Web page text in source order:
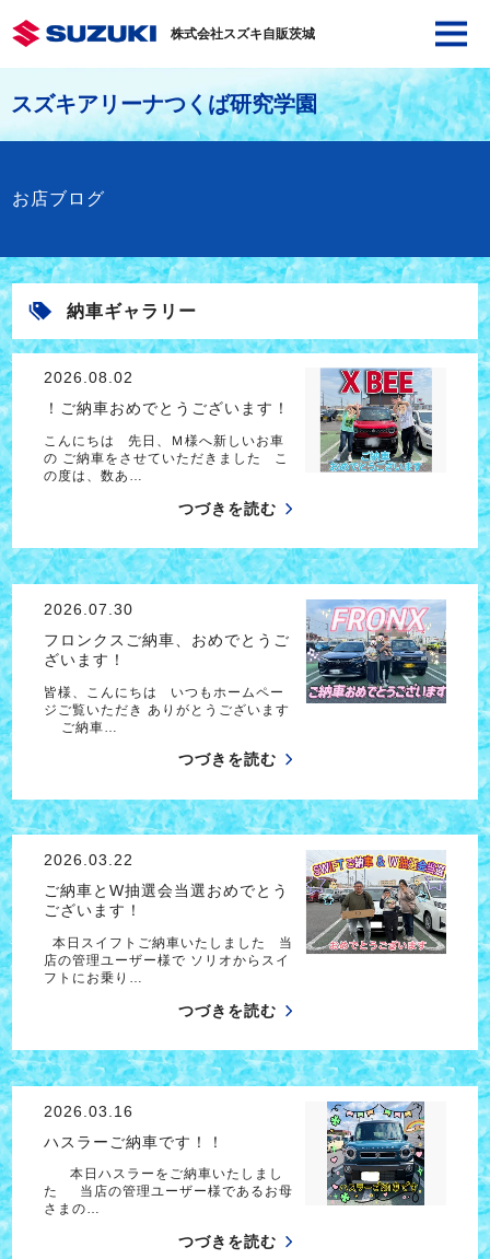
株式会社スズキ自販茨城
スズキアリーナつくば研究学園
お店ブログ
納車ギャラリー
2026.08.02
！ご納車おめでとうございます！
こんにちは 先日、Ｍ様へ新しいお車
の ご納車をさせていただきました こ
の度は、数あ…
つづきを読む
2026.07.30
フロンクスご納車、おめでとうご
ざいます！
皆様、こんにちは いつもホームペー
ジご覧いただき ありがとうございます
ご納車…
つづきを読む
2026.03.22
ご納車とW抽選会当選おめでとう
ございます！
本日スイフトご納車いたしました 当
店の管理ユーザー様で ソリオからスイ
フトにお乗り…
つづきを読む
2026.03.16
ハスラーご納車です！！
本日ハスラーをご納車いたしまし
た 当店の管理ユーザー様であるお母
さまの…
つづきを読む